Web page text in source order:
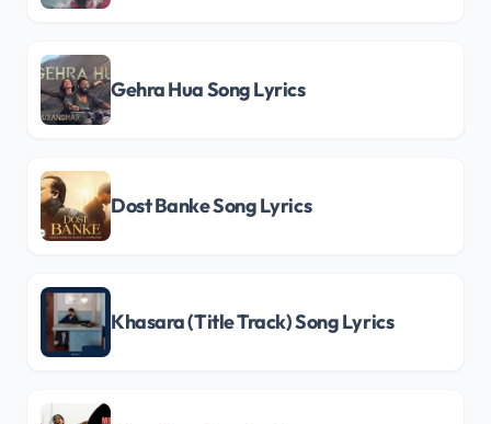
Gehra Hua Song Lyrics
Dost Banke Song Lyrics
Khasara (Title Track) Song Lyrics